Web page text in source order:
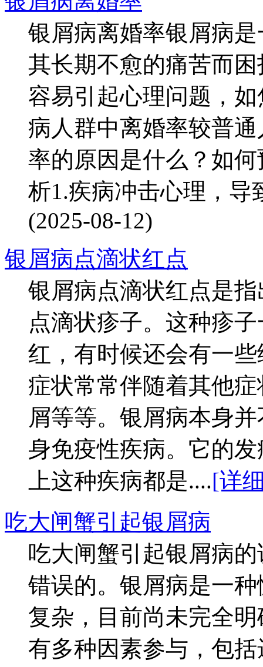
银屑病离婚率银屑病
其长期不愈的痛苦而
容易引起心理问题，
病人群中离婚率较普
率的原因是什么？如
析1.疾病冲击心理，导
(2025-08-12)
银屑病点滴状红点
银屑病点滴状红点是
点滴状疹子。这种疹
红，有时候还会有一
症状常常伴随着其他
屑等等。银屑病本身
身免疫性疾病。它的
上这种疾病都是....[详
吃大闸蟹引起银屑病
吃大闸蟹引起银屑病
错误的。银屑病是一
复杂，目前尚未完全
有多种因素参与，包